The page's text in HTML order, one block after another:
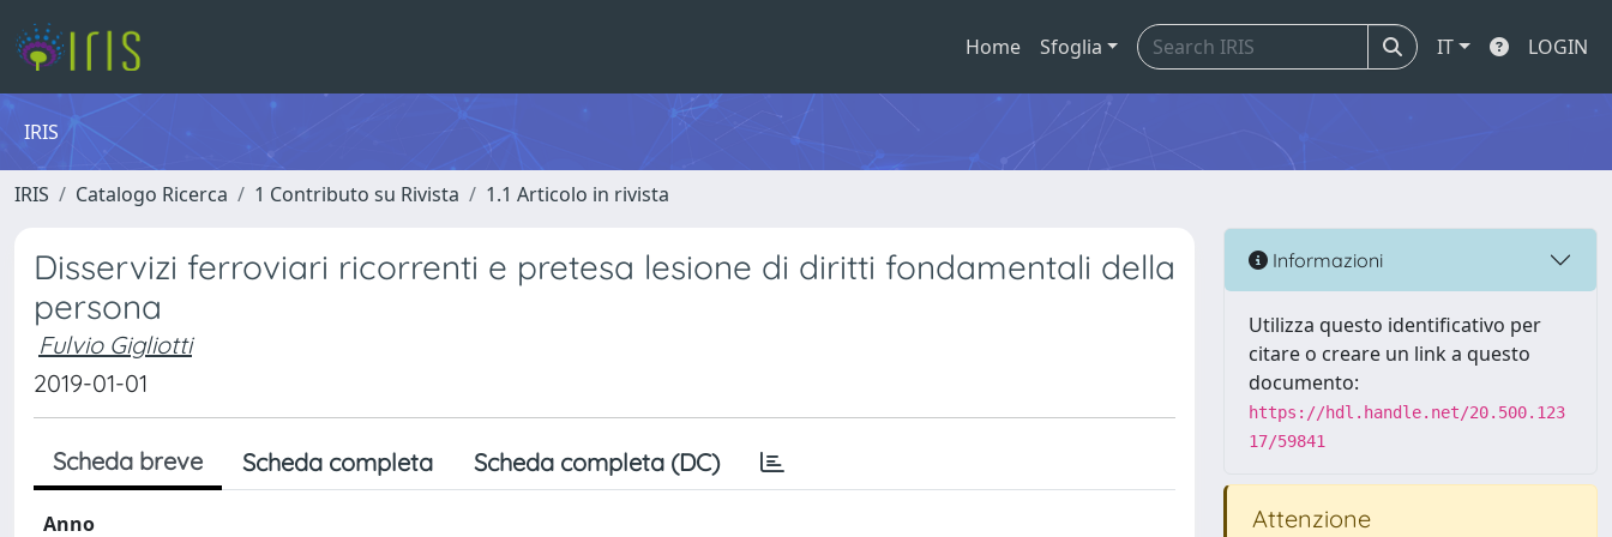
Home Sfoglia IT LOGIN
IRIS
IRIS Catalogo Ricerca 1 Contributo su Rivista 1.1 Articolo in rivista
Disservizi ferroviari ricorrenti e pretesa lesione di diritti fondamentali della
persona
Fulvio Gigliotti
2019-01-01
Scheda breve Scheda completa Scheda completa (DC)
Anno
Informazioni
Utilizza questo identificativo per
citare o creare un link a questo
documento:
https://hdl.handle.net/20.500.123
17/59841
Attenzione